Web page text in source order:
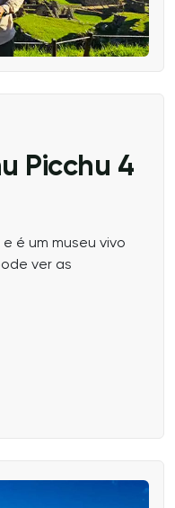
Picchu 4
é um museu vivo
ver as